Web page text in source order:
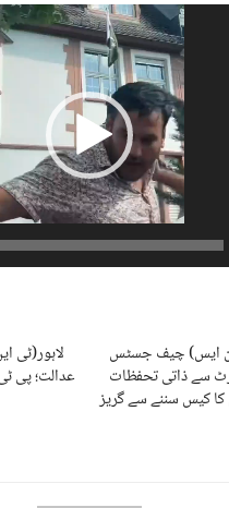
لاہور(ٹی
عدالت؛ پی
ایس) چیف جسٹس
سے ذاتی تحفظات
کا کیس سننے سے گریز